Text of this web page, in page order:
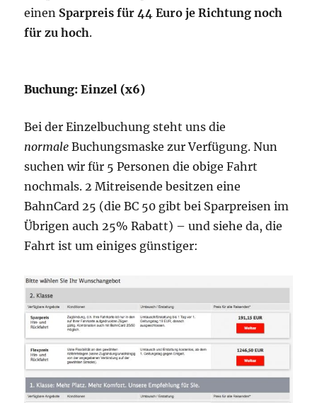
einen Sparpreis für 44 Euro je Richtung noch
für zu hoch.
Buchung: Einzel (x6)
Bei der Einzelbuchung steht uns die
normale Buchungsmaske zur Verfügung. Nun
suchen wir für 5 Personen die obige Fahrt
nochmals. 2 Mitreisende besitzen eine
BahnCard 25 (die BC 50 gibt bei Sparpreisen im
Übrigen auch 25% Rabatt) – und siehe da, die
Fahrt ist um einiges günstiger: